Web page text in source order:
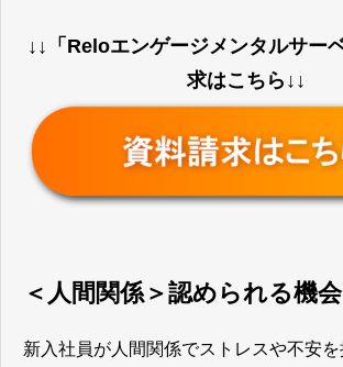
↓↓「Reloエンゲージメンタルサー
求はこちら↓↓
＜人間関係＞認められる機
新入社員が人間関係でストレスや不安